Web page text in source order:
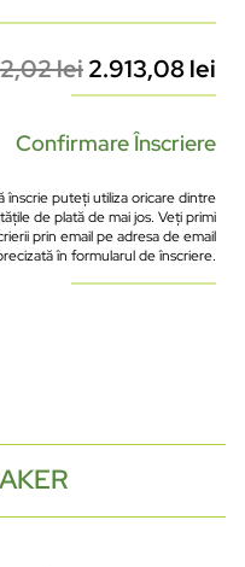
lei2.913,08lei
Confirmare Înscriere
înscrie puteți utiliza oricare dintre
de plată de mai jos. Veți primi
prin email pe adresa de email
în formularul de înscriere.